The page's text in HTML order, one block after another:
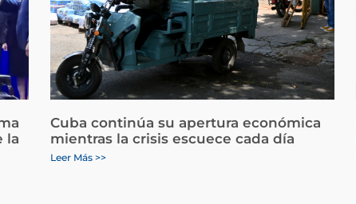
la
Cuba continúa su apertura económica
mientras la crisis escuece cada día
Leer Más >>